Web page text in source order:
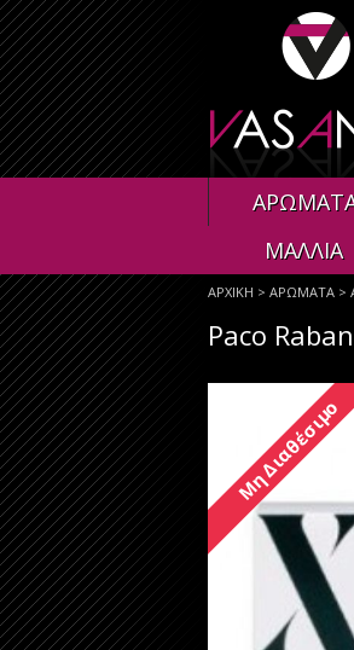
ΜΑΛΛΙΑ
ΑΡΧΙΚΗ > ΑΡΩΜΑΤΑ >
Paco
Μη Διαθέσιμο